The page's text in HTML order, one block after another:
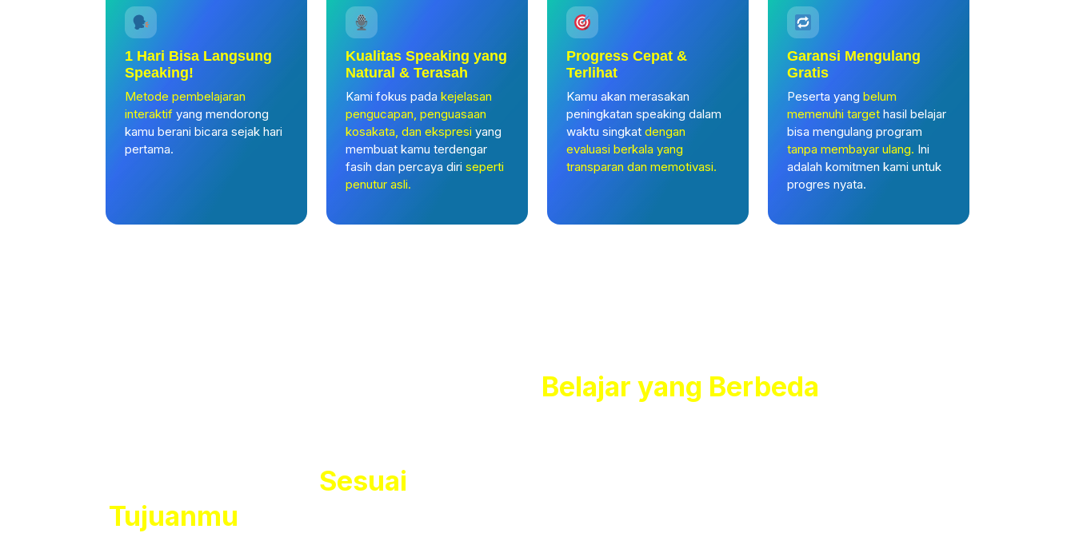
1 Hari Bisa Langsung
Speaking!
Metode pembelajaran
interaktif yang mendorong
kamu berani bicara sejak hari
pertama.
Kualitas Speaking yang
Natural & Terasah
Kami fokus pada kejelasan
pengucapan, penguasaan
kosakata, dan ekspresi yang
membuat kamu terdengar
fasih dan percaya diri seperti
penutur asli.
Progress Cepat &
Terlihat
Kamu akan merasakan
peningkatan speaking dalam
waktu singkat dengan
evaluasi berkala yang
transparan dan memotivasi.
Garansi Mengulang
Gratis
Peserta yang belum
memenuhi target hasil belajar
bisa mengulang program
tanpa membayar ulang. Ini
adalah komitmen kami untuk
progres nyata.
Belajar yang Berbeda
Sesuai
Tujuanmu